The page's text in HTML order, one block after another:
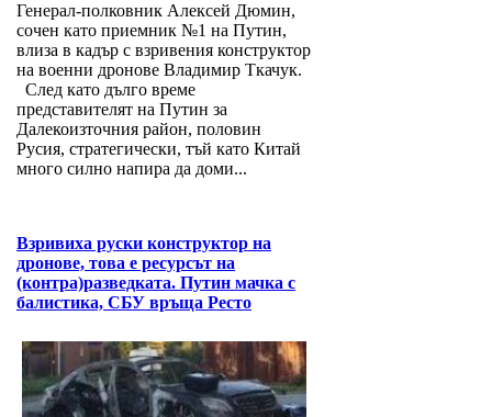
Генерал-полковник Алексей Дюмин,
сочен като приемник №1 на Путин,
влиза в кадър с взривения конструктор
на военни дронове Владимир Ткачук.
След като дълго време
представителят на Путин за
Далекоизточния район, половин
Русия, стратегически, тъй като Китай
много силно напира да доми...
Взривиха руски конструктор на
дронове, това е ресурсът на
(контра)разведката. Путин мачка с
балистика, СБУ връща Ресто